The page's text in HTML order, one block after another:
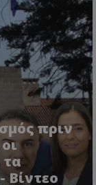
πριν
τα
Βίντεο